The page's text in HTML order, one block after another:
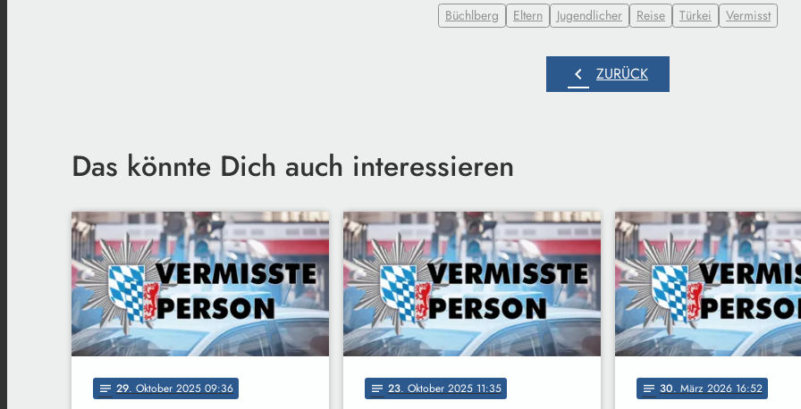
Büchlberg Eltern Jugendlicher Reise Türkei Vermisst
chevron_left ZURÜCK
Das könnte Dich auch interessieren
notes 29. Oktober 2025 09:36 notes 23. Oktober 2025 11:35 notes 30. März 2026 16:52